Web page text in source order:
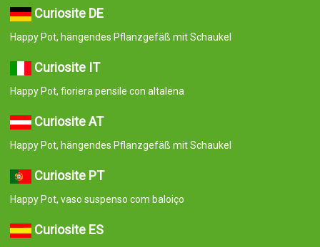
Curiosite DE
Happy Pot, hängendes Pflanzgefäß mit Schaukel
Curiosite IT
Happy Pot, fioriera pensile con altalena
Curiosite AT
Happy Pot, hängendes Pflanzgefäß mit Schaukel
Curiosite PT
Happy Pot, vaso suspenso com baloiço
Curiosite ES